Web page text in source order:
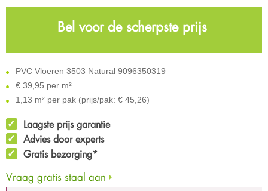
Bel voor de scherpste prijs
PVC Vloeren 3503 Natural 9096350319
€ 39,95 per m²
1,13 m² per pak (prijs/pak: € 45,26)
Laagste prijs garantie
Advies door experts
Gratis bezorging*
Vraag gratis staal aan